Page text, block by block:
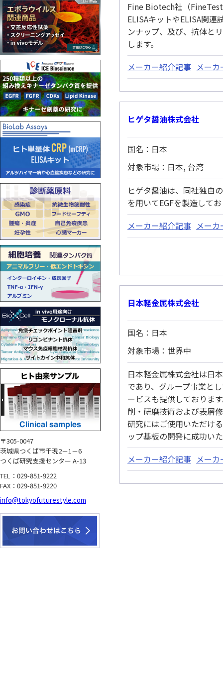
Fine Biotech社（
ELISAキットやELISA関
ンナップ、及び、抗体と
します。
メーカー紹介記事 メー
ヒゲタ醤油株式会社
国名：日本
対象市場：日本, 台湾
ヒゲタ醤油は、同社独自
を用いてEGFを製造して
メーカー紹介記事 メー
日本軽金属株式会社
国名：日本
対象市場：世界中
日本軽金属株式会社は日
であり、グループ事業と
ービスも提供しておりま
削・研磨技術および表層
研究にはご使用いただけ
ップ基板の開発に成功い
メーカー紹介記事 メー
〒305-0047
茨城県つくば市千現2－1－6
つくば研究支援センター A-13
TEL：029-851-9222
FAX：029-851-9220
info@tokyofuturestyle.com